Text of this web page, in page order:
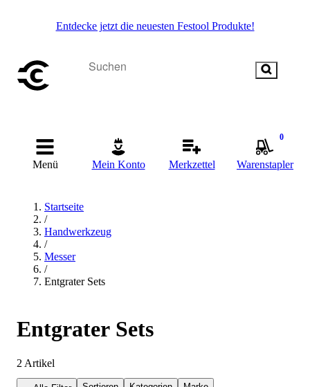
Entdecke jetzt die neuesten Festool Produkte!
Menü Mein Konto Merkzettel
0
Warenstapler
Startseite
/
Handwerkzeug
/
Messer
/
Entgrater Sets
Entgrater Sets
2 Artikel